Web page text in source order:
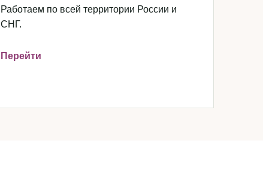
Работаем по всей территории России и
СНГ.
Перейти